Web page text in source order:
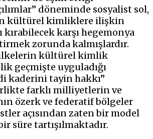
döneminde sosyalist sol,
kültürel kimliklere ilişkin
kırabilecek karşı hegemonya
zorunda kalmışlardır.
kültürel kimlik
geçmişte uyguladığı
kaderini tayin hakkı”
farklı milliyetlerin ve
özerk ve federatif bölgeler
açısından zaten bir model
süre tartışılmaktadır.